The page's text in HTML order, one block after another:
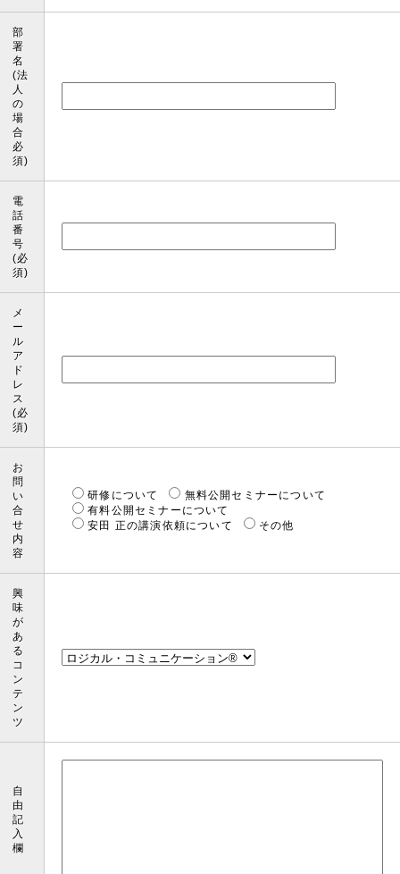
部
署
名
(法
人
の
場
合
必
須)
電
話
番
号
(必
須)
メ
ー
ル
ア
ド
レ
ス
(必
須)
お
問
い
合
せ
内
容
研修について
無料公開セミナーについて
有料公開セミナーについて
安田 正の講演依頼について
その他
興
味
が
あ
る
コ
ン
テ
ン
ツ
自
由
記
入
欄